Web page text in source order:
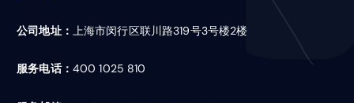
公司地址： 上海市闵行区联川路319号3号楼2楼
服务电话： 400 1025 810